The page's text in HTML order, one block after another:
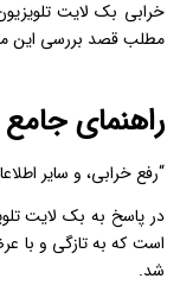
خرابی بک لایت
مطلب قصد بررسی این
راهنمای
“رفع خرابی، و سایر
در پاسخ به بک لایت
است که به تازگی و با
شد.